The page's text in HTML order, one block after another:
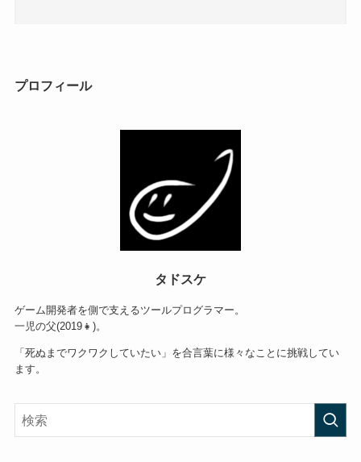
プロフィール
タドスケ
ゲーム開発者を側で支えるツールプログラマー。
一児の父(2019👧)。
「死ぬまでワクワクしていたい」を合言葉に様々なことに挑戦してい
ます。